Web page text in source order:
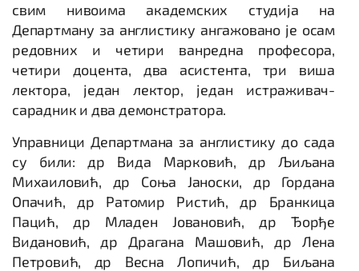
свим нивоима академских студија на
Департману за англистику ангажовано је осам
редовних и четири ванредна професора,
четири доцента, два асистента, три виша
лектора, један лектор, један истраживач-
сарадник и два демонстратора.
Управници Департмана за англистику до сада
су били: др Вида Марковић, др Љиљана
Михаиловић, др Соња Јаноски, др Гордана
Опачић, др Ратомир Ристић, др Бранкица
Пацић, др Младен Јовановић, др Ђорђе
Видановић, др Драгана Машовић, др Лена
Петровић, др Весна Лопичић, др Биљана